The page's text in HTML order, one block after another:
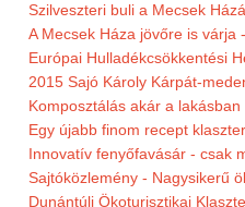
Szilveszteri buli a Mecsek
A Mecsek Háza jövőre is várja
Európai Hulladékcsökkentési
2015 Sajó Károly Kárpát-
Komposztálás akár a lakásban
Egy újabb finom recept
Innovatív fenyőfavásár - csak
Sajtóközlemény - Nagysikerű
Dunántúli Ökoturisztikai